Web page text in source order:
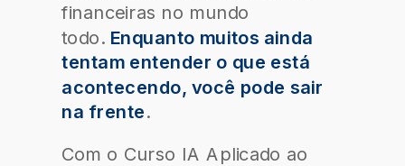
financeiras no mundo
todo. Enquanto muitos ainda
tentam entender o que está
acontecendo, você pode sair
na frente.
Com o Curso IA Aplicado ao